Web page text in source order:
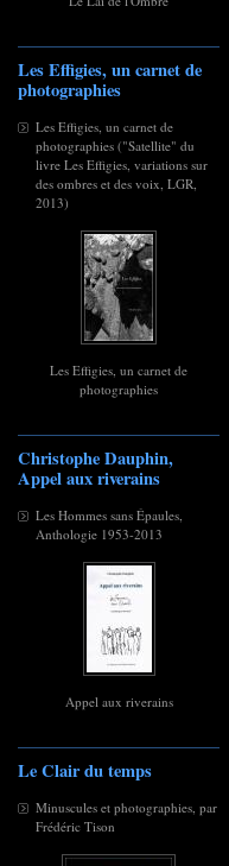
Les Effigies, un carnet de
photographies
Les Effigies, un carnet de
photographies ("Satellite" du
livre Les Effigies, variations sur
des ombres et des voix, LGR,
2013)
Les Effigies, un carnet de
photographies
Christophe Dauphin,
Appel aux riverains
Les Hommes sans Épaules,
Anthologie 1953-2013
Appel aux riverains
Le Clair du temps
Minuscules et photographies, par
Frédéric Tison